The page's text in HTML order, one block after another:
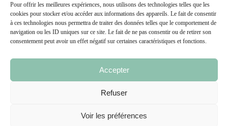
Pour offrir les meilleures expériences, nous utilisons des technologies telles que les
cookies pour stocker et/ou accéder aux informations des appareils. Le fait de consentir
à ces technologies nous permettra de traiter des données telles que le comportement de
navigation ou les ID uniques sur ce site. Le fait de ne pas consentir ou de retirer son
consentement peut avoir un effet négatif sur certaines caractéristiques et fonctions.
Accepter
Refuser
Voir les préférences
Recrutement
Support
Contact
Mentions légales Politique de cookie CGU